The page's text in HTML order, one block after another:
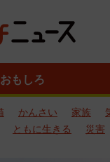
おもしろ
かんさい 家族
ともに生きる 災害